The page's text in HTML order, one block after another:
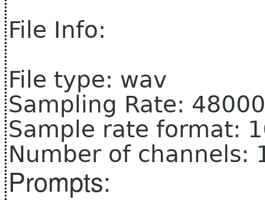
File Info:
File type: wav
Sampling Rate: 48000
Sample rate format:
Number of channels:
Prompts: